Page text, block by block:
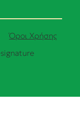
Όροι Χρήσης